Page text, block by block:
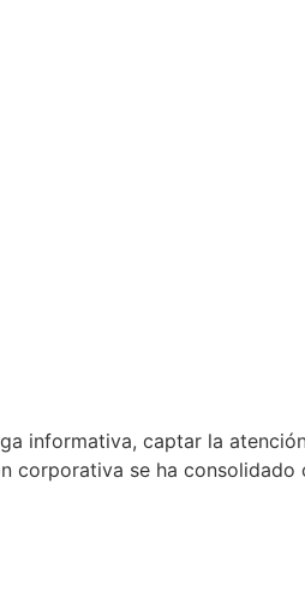
informativa, captar la
corporativa se ha consolidado